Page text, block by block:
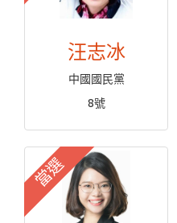
汪志冰
中國國民黨
8號
當選